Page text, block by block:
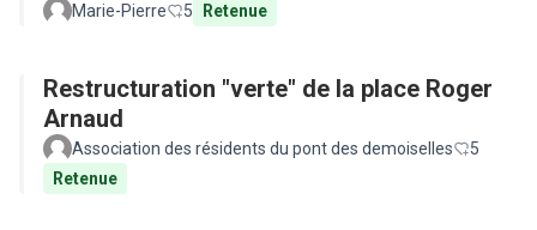
Marie-Pierre 5 Retenue
Restructuration "verte" de la place Roger
Arnaud
Association des résidents du pont des demoiselles
5
Retenue